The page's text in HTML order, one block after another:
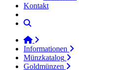
Kontakt
Informationen
Münzkatalog
Goldmünzen